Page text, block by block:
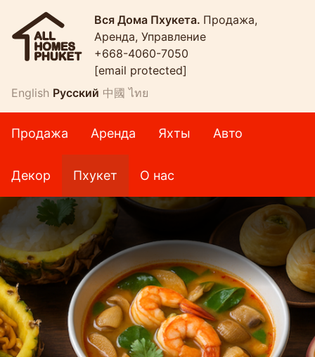
Вся Дома Пхукета. Продажа,
Аренда, Управление
+668-4060-7050
[email protected]
English Русский 中國 ไทย
Продажа Аренда Яхты Авто
Декор Пхукет О нас